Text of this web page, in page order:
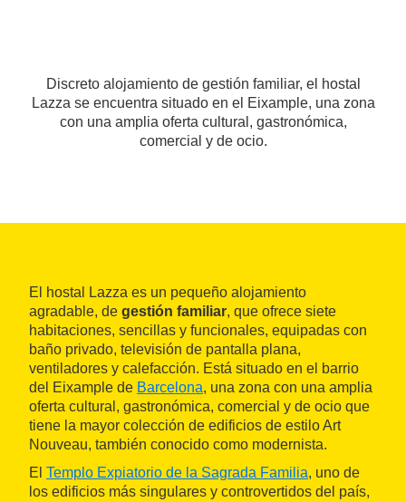
Discreto alojamiento de gestión familiar, el hostal
Lazza se encuentra situado en el Eixample, una zona
con una amplia oferta cultural, gastronómica,
comercial y de ocio.
El hostal Lazza es un pequeño alojamiento
agradable, de gestión familiar, que ofrece siete
habitaciones, sencillas y funcionales, equipadas con
baño privado, televisión de pantalla plana,
ventiladores y calefacción. Está situado en el barrio
del Eixample de Barcelona, una zona con una amplia
oferta cultural, gastronómica, comercial y de ocio que
tiene la mayor colección de edificios de estilo Art
Nouveau, también conocido como modernista.
El Templo Expiatorio de la Sagrada Familia, uno de
los edificios más singulares y controvertidos del país,